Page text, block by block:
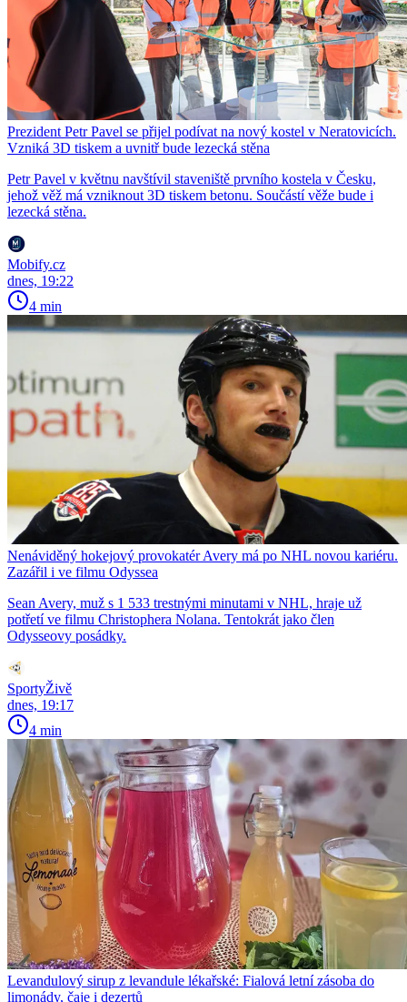
Prezident Petr Pavel se přijel podívat na nový kostel v Neratovicích.
Vzniká 3D tiskem a uvnitř bude lezecká stěna
Petr Pavel v květnu navštívil staveniště prvního kostela v Česku,
jehož věž má vzniknout 3D tiskem betonu. Součástí věže bude i
lezecká stěna.
Mobify.cz
dnes, 19:22
4 min
Nenáviděný hokejový provokatér Avery má po NHL novou kariéru.
Zazářil i ve filmu Odyssea
Sean Avery, muž s 1 533 trestnými minutami v NHL, hraje už
potřetí ve filmu Christophera Nolana. Tentokrát jako člen
Odysseovy posádky.
SportyŽivě
dnes, 19:17
4 min
Levandulový sirup z levandule lékařské: Fialová letní zásoba do
limonády, čaje i dezertů